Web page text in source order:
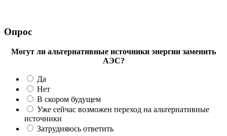
Опрос
Могут ли альтернативные источники энергии заменить
АЭС?
Да
Нет
В скором будущем
Уже сейчас возможен переход на альтернативные
источники
Затрудняюсь ответить